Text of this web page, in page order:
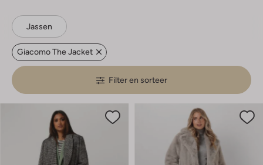
Jassen
Giacomo The Jacket
Filter en sorteer